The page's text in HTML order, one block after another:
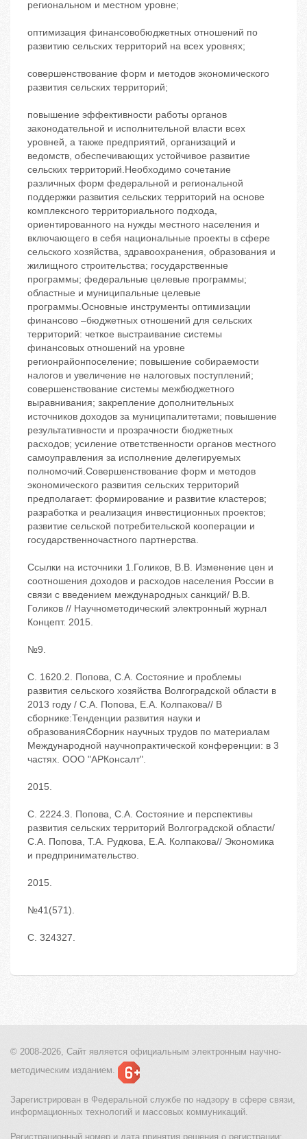
региональном и местном уровне;
оптимизация финансовобюджетных отношений по
развитию сельских территорий на всех уровнях;
совершенствование форм и методов экономического
развития сельских территорий;
повышение эффективности работы органов
законодательной и исполнительной власти всех
уровней, а также предприятий, организаций и
ведомств, обеспечивающих устойчивое развитие
сельских территорий.Необходимо сочетание
различных форм федеральной и региональной
поддержки развития сельских территорий на основе
комплексного территориального подхода,
ориентированного на нужды местного населения и
включающего в себя национальные проекты в сфере
сельского хозяйства, здравоохранения, образования и
жилищного строительства; государственные
программы; федеральные целевые программы;
областные и муниципальные целевые
программы.Основные инструменты оптимизации
финансово –бюджетных отношений для сельских
территорий: четкое выстраивание системы
финансовых отношений на уровне
регионрайонпоселение; повышение собираемости
налогов и увеличение не налоговых поступлений;
совершенствование системы межбюджетного
выравнивания; закрепление дополнительных
источников доходов за муниципалитетами; повышение
результативности и прозрачности бюджетных
расходов; усиление ответственности органов местного
самоуправления за исполнение делегируемых
полномочий.Совершенствование форм и методов
экономического развития сельских территорий
предполагает: формирование и развитие кластеров;
разработка и реализация инвестиционных проектов;
развитие сельской потребительской кооперации и
государственночастного партнерства.
Ссылки на источники 1.Голиков, В.В. Изменение цен и
соотношения доходов и расходов населения России в
связи с введением международных санкций/ В.В.
Голиков // Научнометодический электронный журнал
Концепт. 2015.
№9.
С. 1620.2. Попова, С.А. Состояние и проблемы
развития сельского хозяйства Волгоградской области в
2013 году / С.А. Попова, Е.А. Колпакова// В
сборнике:Тенденции развития науки и
образованияСборник научных трудов по материалам
Международной научнопрактической конференции: в 3
частях. ООО "АРКонсалт".
2015.
С. 2224.3. Попова, С.А. Состояние и перспективы
развития сельских территорий Волгоградской области/
С.А. Попова, Т.А. Рудкова, Е.А. Колпакова// Экономика
и предпринимательство.
2015.
№41(571).
С. 324327.
© 2008-2026, Сайт является официальным электронным научно-
методическим изданием.
Зарегистрирован в Федеральной службе по надзору в сфере связи,
информационных технологий и массовых коммуникаций.
Регистрационный номер и дата принятия решения о регистрации: